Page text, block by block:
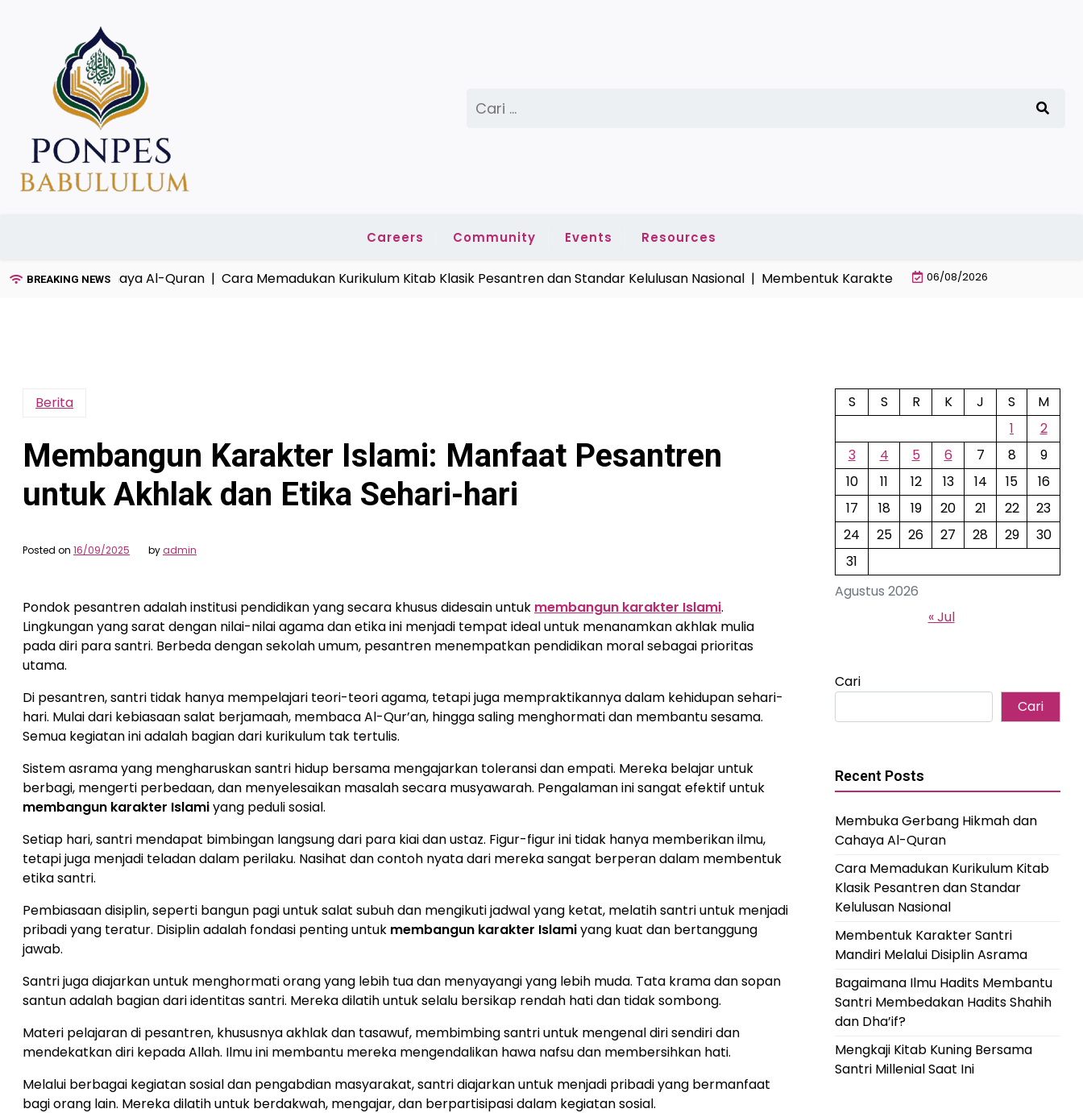
untuk:
Careers Community Events Resources
BREAKING NEWS
dan Cahaya Al-Quran |Cara Memadukan Kurikulum Kitab Klasik Pesantren dan Standar Kelulusan Nasional |Membentuk Karakter Santri Mandiri Melalui Disiplin
06/08/2026
Berita
Membangun Karakter Islami: Manfaat Pesantren
untuk Akhlak dan Etika Sehari-hari
Posted on 16/09/2025 byadmin
Pondok pesantren adalah institusi pendidikan yang secara khusus didesain untuk membangun karakter Islami.
Lingkungan yang sarat dengan nilai-nilai agama dan etika ini menjadi tempat ideal untuk menanamkan akhlak mulia
pada diri para santri. Berbeda dengan sekolah umum, pesantren menempatkan pendidikan moral sebagai prioritas
utama.
Di pesantren, santri tidak hanya mempelajari teori-teori agama, tetapi juga mempraktikannya dalam kehidupan sehari-
hari. Mulai dari kebiasaan salat berjamaah, membaca Al-Qur’an, hingga saling menghormati dan membantu sesama.
Semua kegiatan ini adalah bagian dari kurikulum tak tertulis.
Sistem asrama yang mengharuskan santri hidup bersama mengajarkan toleransi dan empati. Mereka belajar untuk
berbagi, mengerti perbedaan, dan menyelesaikan masalah secara musyawarah. Pengalaman ini sangat efektif untuk
membangun karakter Islamiyang peduli sosial.
Setiap hari, santri mendapat bimbingan langsung dari para kiai dan ustaz. Figur-figur ini tidak hanya memberikan ilmu,
tetapi juga menjadi teladan dalam perilaku. Nasihat dan contoh nyata dari mereka sangat berperan dalam membentuk
etika santri.
Pembiasaan disiplin, seperti bangun pagi untuk salat subuh dan mengikuti jadwal yang ketat, melatih santri untuk menjadi
pribadi yang teratur. Disiplin adalah fondasi penting untuk membangun karakter Islamiyang kuat dan bertanggung
jawab.
Santri juga diajarkan untuk menghormati orang yang lebih tua dan menyayangi yang lebih muda. Tata krama dan sopan
santun adalah bagian dari identitas santri. Mereka dilatih untuk selalu bersikap rendah hati dan tidak sombong.
Materi pelajaran di pesantren, khususnya akhlak dan tasawuf, membimbing santri untuk mengenal diri sendiri dan
mendekatkan diri kepada Allah. Ilmu ini membantu mereka mengendalikan hawa nafsu dan membersihkan hati.
Melalui berbagai kegiatan sosial dan pengabdian masyarakat, santri diajarkan untuk menjadi pribadi yang bermanfaat
bagi orang lain. Mereka dilatih untuk berdakwah, mengajar, dan berpartisipasi dalam kegiatan sosial.
Agustus 2026
S S R K J S
M
1
2
3
4 5 6 7 8
9
10
11 12 13 14 15
16
17
18 19 20 21 22
23
24
25 26 27 28 29
30
31
« Jul
Cari
Cari
Recent Posts
Membuka Gerbang Hikmah dan
Cahaya Al-Quran
Cara Memadukan Kurikulum Kitab
Klasik Pesantren dan Standar
Kelulusan Nasional
Membentuk Karakter Santri
Mandiri Melalui Disiplin Asrama
Bagaimana Ilmu Hadits Membantu
Santri Membedakan Hadits Shahih
dan Dha’if?
Mengkaji Kitab Kuning Bersama
Santri Millenial Saat Ini